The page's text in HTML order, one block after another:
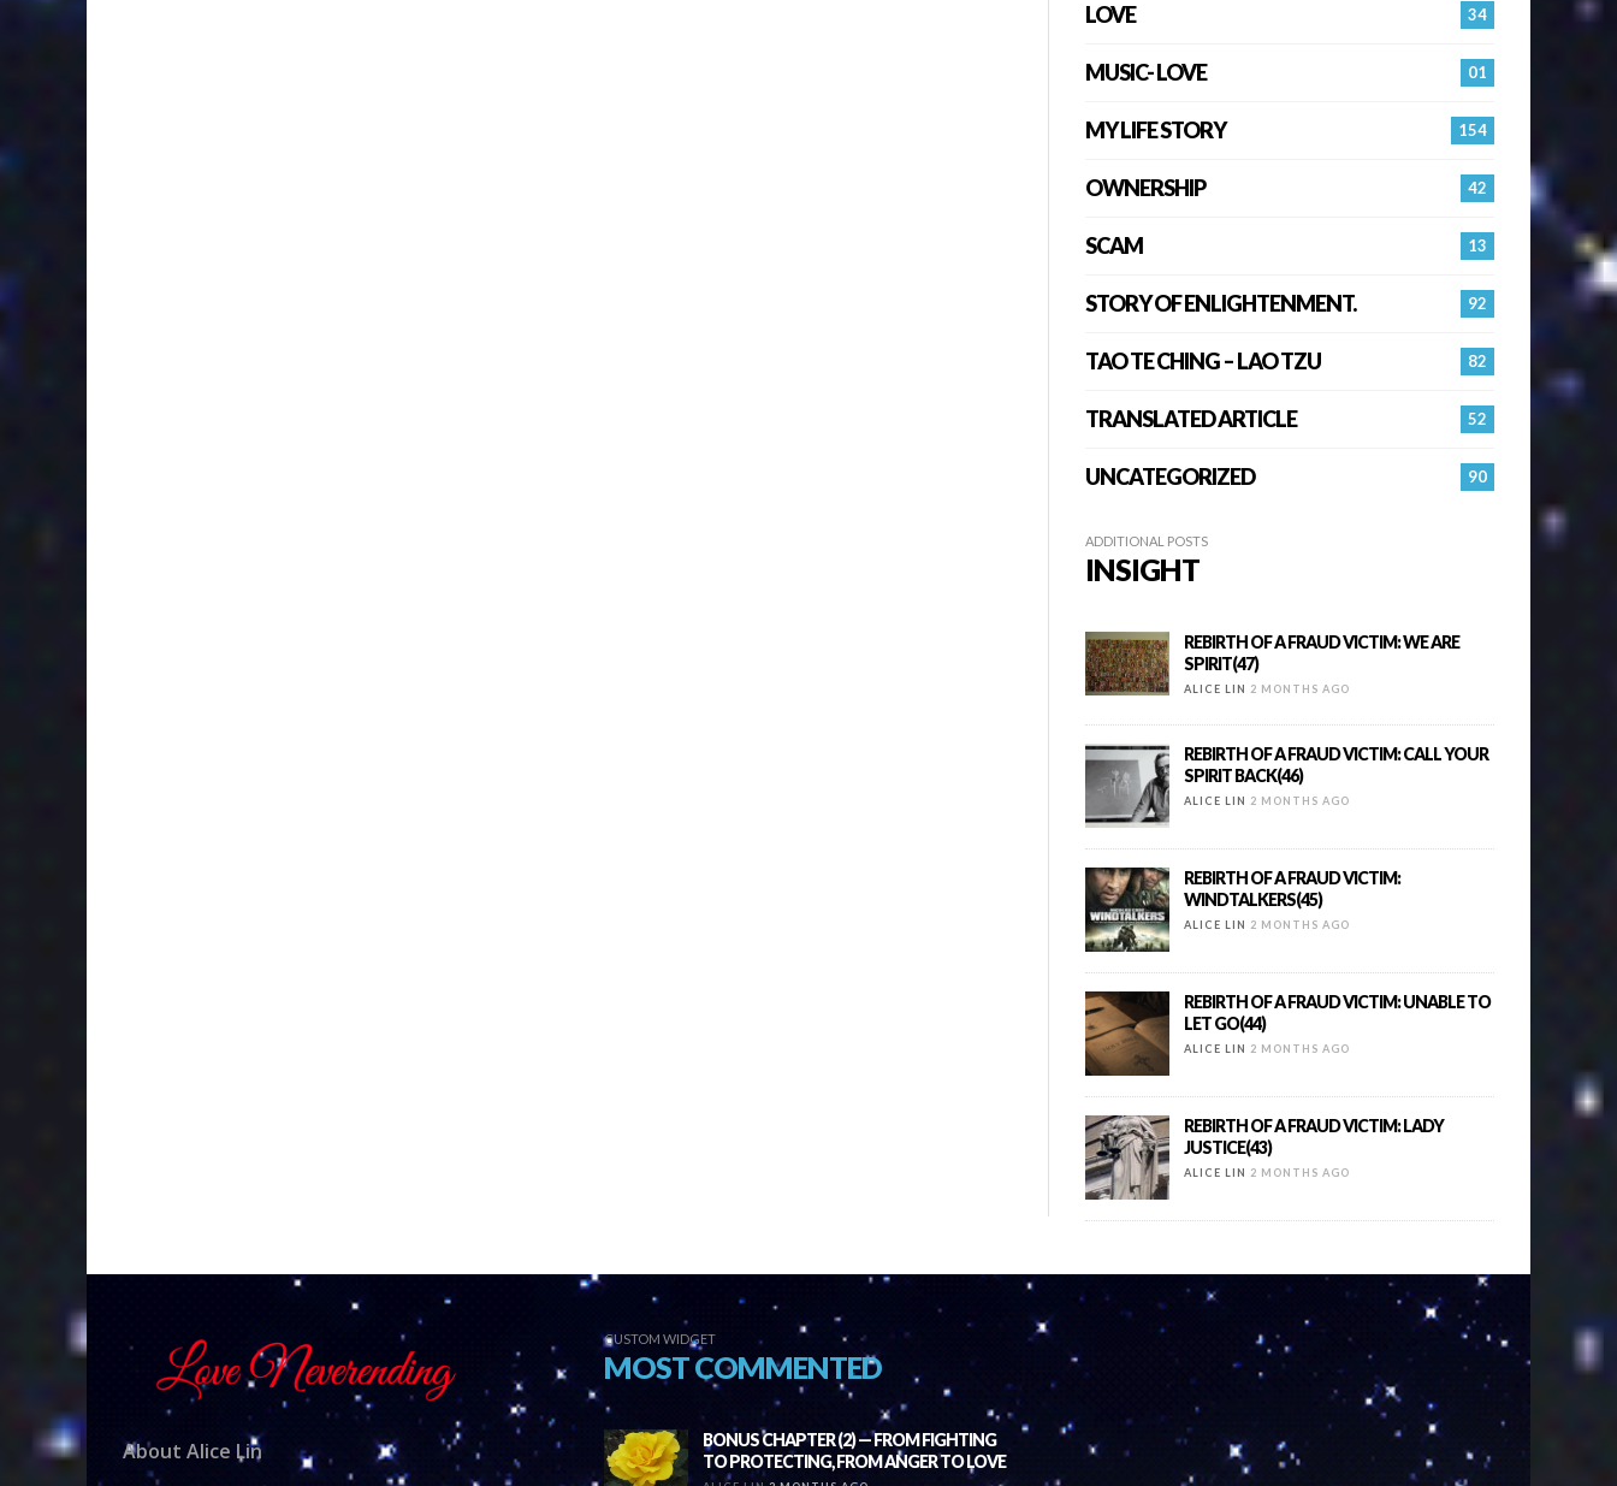
34
LOVE
01
MUSIC- LOVE
154
MY LIFE STORY
42
OWNERSHIP
13
SCAM
92
STORY OF ENLIGHTENMENT.
82
TAO TE CHING – LAO TZU
52
TRANSLATED ARTICLE
90
UNCATEGORIZED
ADDITIONAL POSTS
INSIGHT
REBIRTH OF A FRAUD VICTIM: WE ARE
SPIRIT(47)
ALICE LIN 2 MONTHS AGO
REBIRTH OF A FRAUD VICTIM: CALL YOUR
SPIRIT BACK(46)
ALICE LIN 2 MONTHS AGO
REBIRTH OF A FRAUD VICTIM:
WINDTALKERS(45)
ALICE LIN 2 MONTHS AGO
REBIRTH OF A FRAUD VICTIM: UNABLE TO
LET GO(44)
ALICE LIN 2 MONTHS AGO
REBIRTH OF A FRAUD VICTIM: LADY
JUSTICE(43)
ALICE LIN 2 MONTHS AGO
About Alice Lin
CUSTOM WIDGET
MOST COMMENTED
BONUS CHAPTER (2) — FROM FIGHTING
TO PROTECTING, FROM ANGER TO LOVE